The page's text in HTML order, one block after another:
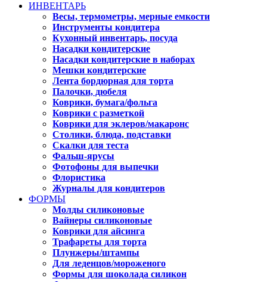
ИНВЕНТАРЬ
Весы, термометры, мерные емкости
Инструменты кондитера
Кухонный инвентарь, посуда
Насадки кондитерские
Насадки кондитерские в наборах
Мешки кондитерские
Лента бордюрная для торта
Палочки, дюбеля
Коврики, бумага/фольга
Коврики с разметкой
Коврики для эклеров/макаронс
Столики, блюда, подставки
Скалки для теста
Фальш-ярусы
Фотофоны для выпечки
Флористика
Журналы для кондитеров
ФОРМЫ
Молды силиконовые
Вайнеры силиконовые
Коврики для айсинга
Трафареты для торта
Плунжеры/штампы
Для леденцов/мороженого
Формы для шоколада силикон